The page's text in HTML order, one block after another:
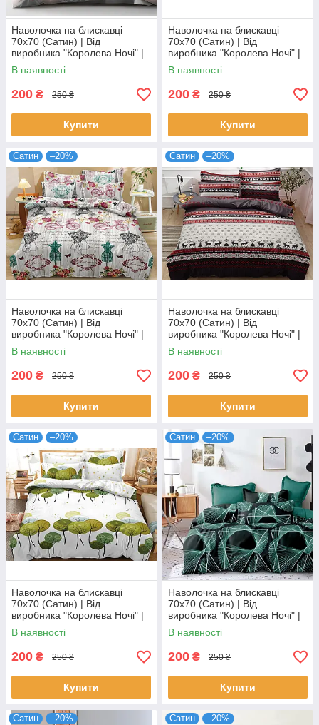
Наволочка на блискавці
70х70 (Сатин) | Від
виробника "Королева Ночі" |
Метелики на сірому
В наявності
200 ₴ 250 ₴
Купити
Наволочка на блискавці
70х70 (Сатин) | Від
виробника "Королева Ночі" |
Різнокольорова абстракція на
світлому
В наявності
200 ₴ 250 ₴
Купити
Сатин –20%
Наволочка на блискавці
70х70 (Сатин) | Від
виробника "Королева Ночі" |
Різнокольорова абстракція,
Ейфелева вежа
В наявності
200 ₴ 250 ₴
Купити
Сатин –20%
Наволочка на блискавці
70х70 (Сатин) | Від
виробника "Королева Ночі" |
Новорічний орнамент,
сніжинки, олені
В наявності
200 ₴ 250 ₴
Купити
Сатин –20%
Наволочка на блискавці
70х70 (Сатин) | Від
виробника "Королева Ночі" |
Зелені дерева на білому
В наявності
200 ₴ 250 ₴
Купити
Сатин –20%
Наволочка на блискавці
70х70 (Сатин) | Від
виробника "Королева Ночі" |
Візерунок на темному та
бірюзовому
В наявності
200 ₴ 250 ₴
Купити
Сатин –20% Сатин –20%